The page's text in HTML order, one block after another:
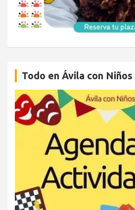
Todo en Ávila con Niños